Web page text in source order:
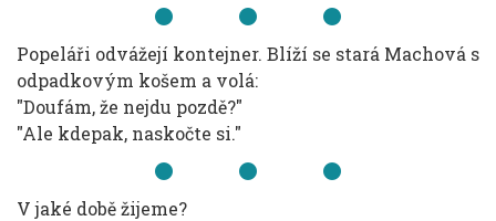
Popeláři odvážejí kontejner. Blíží se stará Machová s
odpadkovým košem a volá:
"Doufám, že nejdu pozdě?"
"Ale kdepak, naskočte si."
V jaké době žijeme?